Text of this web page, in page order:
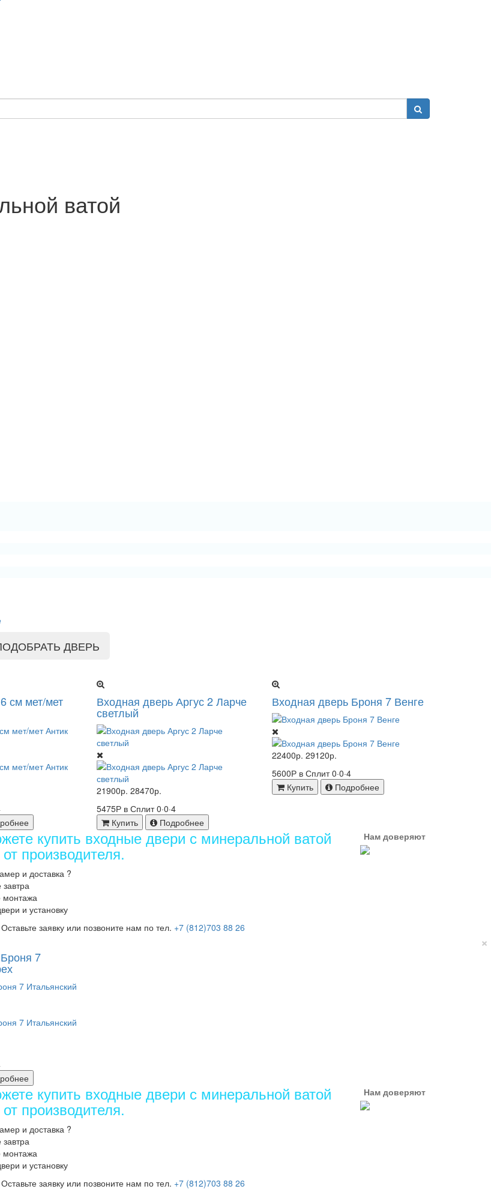
ватой
ДВЕРЬ
см мет/мет Входная дверь Аргус 2 Ларче
светлый
21900р. 28470р.
5475Р в Сплит0·0·4
Купить
Подробнее
Входная дверь Броня 7 Венге
22400р. 29120р.
5600Р в Сплит0·0·4
Купить
Подробнее
купить входные двери с минеральной ватой
производителя.
и доставка ?
монтажа
и установку
заявку или позвоните нам по тел. +7 (812)703 88 26
Нам доверяют
7
купить входные двери с минеральной ватой
производителя.
и доставка ?
монтажа
и установку
заявку или позвоните нам по тел. +7 (812)703 88 26
Нам доверяют
×